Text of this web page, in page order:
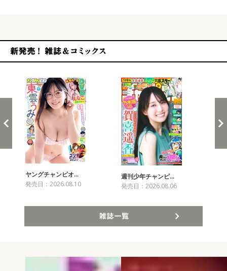
ヤングチャンピオ…
発売日：2026.08.10
週刊少年チャンピ…
発売日：2026.08.06